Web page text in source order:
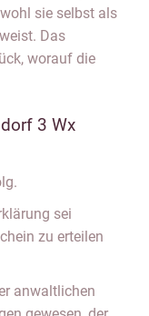
sie selbst als
Das
worauf die
3 Wx
sei
zu erteilen
anwaltlichen